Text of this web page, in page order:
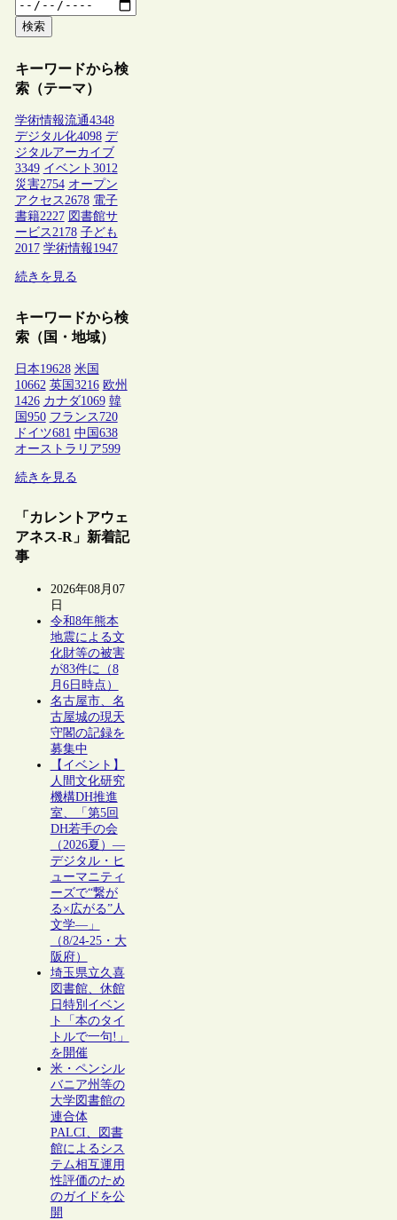
検索
キーワードから検
索（テーマ）
学術情報流通4348
デジタル化4098 デ
ジタルアーカイブ
3349 イベント 3012
災害2754 オープン
アクセス2678 電子
書籍2227 図書館サ
ービス2178 子ども
2017 学術情報1947
続きを見る
キーワードから検
索（国・地域）
日本19628 米国
10662 英国 3216 欧州
1426 カナダ1069 韓
国 950 フランス 720
ドイツ681 中国 638
オーストラリア599
続きを見る
「カレントアウェ
アネス-R」新着記
事
2026年08月07
日
令和8年熊本
地震による文
化財等の被害
が83件に（8
月6日時点）
名古屋市、名
古屋城の現天
守閣の記録を
募集中
【イベント】
人間文化研究
機構DH推進
室、「第5回
DH若手の会
（2026夏）―
デジタル・ヒ
ューマニティ
ーズで“繋が
る×広がる”人
文学―」
（8/24-25・大
阪府）
埼玉県立久喜
図書館、休館
日特別イベン
ト「本のタイ
トルで一句!」
を開催
米・ペンシル
バニア州等の
大学図書館の
連合体
PALCI、図書
館によるシス
テム相互運用
性評価のため
のガイドを公
開